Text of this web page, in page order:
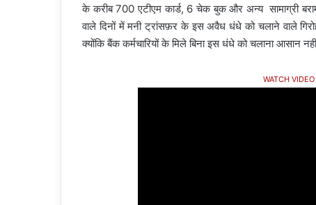
के करीब 700 एटीएम कार्ड, 6 चेक बुक और अन्य सामाग्री
वाले दिनों में मनी ट्रांसफ़र के इस अवैध धंधे को चलाने वाले
क्योंकि बैंक कर्मचारियों के मिले बिना इस धंधे को चलाना आसान
WATCH